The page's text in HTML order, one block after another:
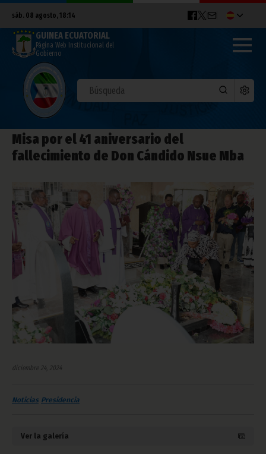
sáb. 08 agosto, 18:14
GUINEA ECUATORIAL
Página Web Institucional del
Gobierno
Misa por el 41 aniversario del
fallecimiento de Don Cándido Nsue Mba
diciembre 24, 2024
Noticias Presidencia
Ver la galería